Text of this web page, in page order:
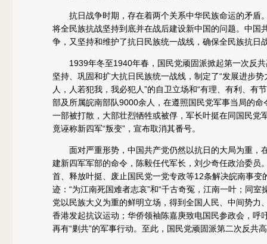
抗日战争时期，存在着两个关系中华民族命运的矛盾
将全民族抗战坚持到底并在战后建设新中国的问题。中
争，又坚持和维护了抗日民族统一战线，确保全民族抗日
1939年冬至1940年春，国民党顽固派掀起第一次反共
坚持、巩固和扩大抗日民族统一战线，制定了“发展进步
人，人若犯我，我必犯人”的自卫立场和“有理、有利、
部及所属皖南部队9000余人，在遵照国民党军事当局的
一部被打散，大部壮烈牺牲或被俘，军长叶挺在同国民
竟诬称新四军“叛变”，宣布取消其番号。
面对严重形势，中国共产党仍然以抗日的大局为重，
建新四军军部的命令，陈毅任代军长，刘少奇任政治委
首、释放叶挺、废止国民党一党专政等12条解决皖南事
迹：“为江南死国难者志哀”和“千古奇冤，江南一叶；同
党以民族大义为重的鲜明立场，得到全国人民、中间势
香港发起抗议运动；华侨领袖陈嘉庚致电国民参政会，呼
再有“剿共”的军事行动。至此，国民党顽固派第二次反共